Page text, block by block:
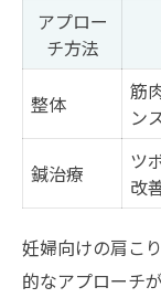
アプロー
チ方法
整体
筋
ン
鍼治療
ツ
改
妊婦向けの肩こ
的なアプローチ